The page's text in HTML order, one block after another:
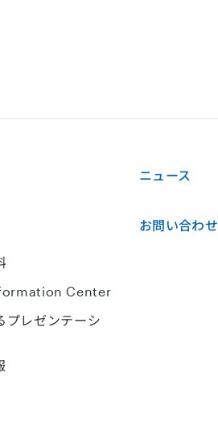
Center
プレゼンテーシ
ニュース
お問い合わせ